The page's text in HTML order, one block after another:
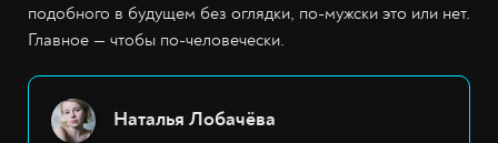
подобного в будущем без оглядки, по-мужски это или нет.
Главное — чтобы по-человечески.
Наталья Лобачёва